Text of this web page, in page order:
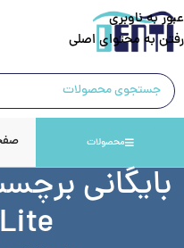
عبور به ناوبری
رفتن به محتوای اصلی
محصولات